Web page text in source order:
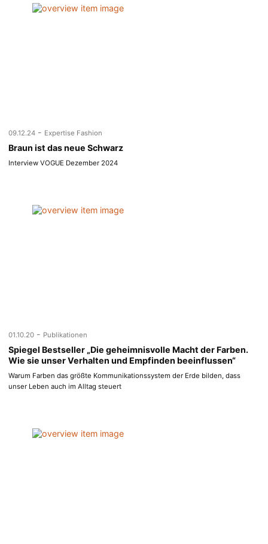
09.12.24 - Expertise Fashion
Braun ist das neue Schwarz
Interview VOGUE Dezember 2024
01.10.20 - Publikationen
Spiegel Bestseller „Die geheimnisvolle Macht der Farben.
Wie sie unser Verhalten und Empfinden beeinflussen“
Warum Farben das größte Kommunikationssystem der Erde bilden, dass
unser Leben auch im Alltag steuert